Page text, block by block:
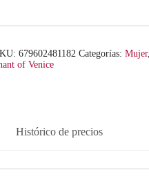
t
e
679602481182 Categorías: Mujer,
of Venice
Histórico de precios